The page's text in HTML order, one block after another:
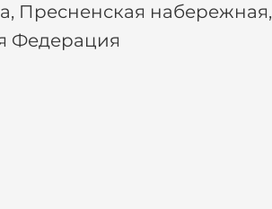
Пресненская набережная,
Федерация